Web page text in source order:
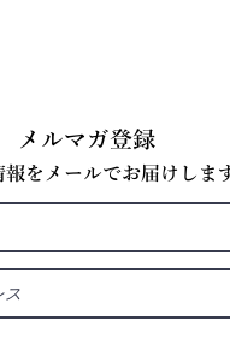
メルマガ登録
をメールでお届けしま